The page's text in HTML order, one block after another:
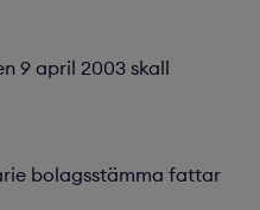
9 april 2003 skall
bolagsstämma fattar